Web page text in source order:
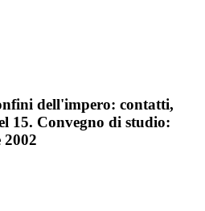
dell'impero: contatti,
15. Convegno di studio:
2002